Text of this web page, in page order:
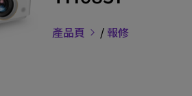
產品頁 /報修